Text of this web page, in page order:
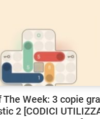
The Week: 3 copie
2 [CODICI